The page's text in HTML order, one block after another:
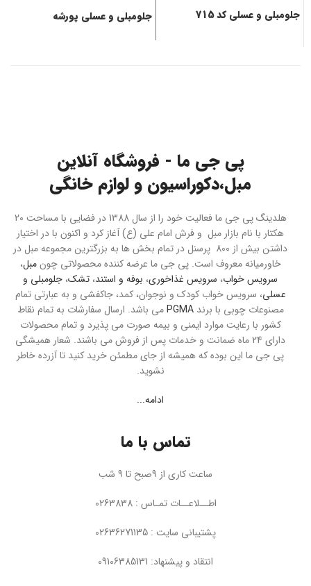
جلومبلی و عسلی کد 715 جلومبلی و عسلی پورشه
پی جی ما - فروشگاه آنلاین
مبل،دکوراسیون و لوازم خانگی
هلدینگ پی جی ما فعالیت خود را از سال 1388 در فضایی با مساحت 20
هکتار با نام بازار مبل و فرش امام علی (ع) آغاز کرد و اکنون با در اختیار
داشتن بیش از 800 پرسنل در تمام بخش ها به بزرگترین مجموعه مبل در
خاورمیانه معروف است. پی جی ما عرضه کننده محصولاتی چونمبل،
سرویس خواب، سرویس غذاخوری، بوفه و استند، تشک، جلومبلی و
عسلی، سرویس خواب کودک و نوجوان، کمد، جاکفشی و به عبارتی تمام
مصنوعات چوبی با برندPGMAمی باشد. ارسال سفارشات به تمام نقاط
کشور با رعایت موارد ایمنی و بیمه صورت می پذیرد و تمام محصولات
دارای 24 ماه ضمانت و خدمات پس از فروش می باشند. شعار همیشگی
پی جی ما این بوده که همیشه از جای مطمئن خرید کنید تا آزرده خاطر
نشوید.
ادامه...
تماس با ما
ساعت کاری از 9صبح تا 9 شب
اطــلاعــات تمـاس : 0263838
پشتیبانی سایت : 02636271135
انتقاد و پیشنهاد: 09106385131